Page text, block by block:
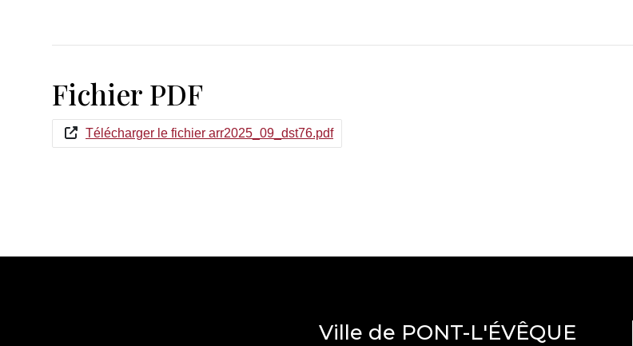
Fichier PDF
Télécharger le fichier arr2025_09_dst76.pdf
Ville de PONT-L'ÉVÊQUE